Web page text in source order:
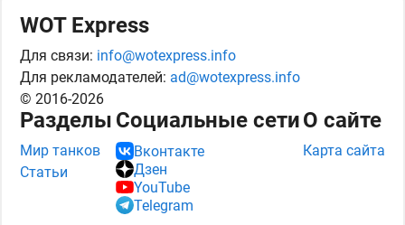
WOT Express
Для связи: info@wotexpress.info
Для рекламодателей: ad@wotexpress.info
© 2016-2026
Разделы
Мир танков
Статьи
Социальные сети
Вконтакте
Дзен
YouTube
Telegram
О сайте
Карта сайта